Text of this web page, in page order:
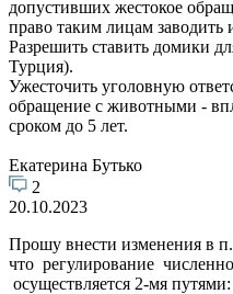
допустивших жестокое
право таким лицам заводить
Разрешить ставить домики
Турция).
Ужесточить уголовную
обращение с животными -
сроком до 5 лет.
Екатерина Бутько
2
20.10.2023
Прошу внести изменения в
что регулирование
осуществляется 2-мя путями: